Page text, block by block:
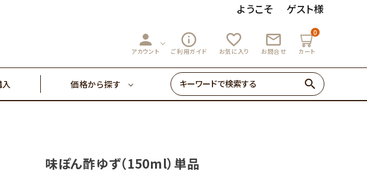
ようこそ ゲスト様
person
アカウント
info_outline
ご利用ガイド
favorite_outline
お気に入り
mail_outline
お問合せ
0
カート
価格から探す
7,000円～
search
マーマレード
辛味調味料・塩 ゼリー・あめ
円～ 3,000円～
円～
味ぽん酢ゆず（150ml）単品